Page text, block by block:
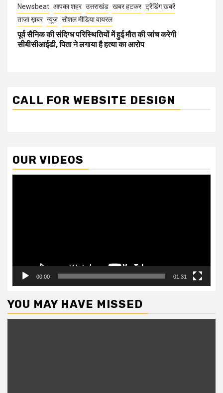
Newsbeat आपका शहर उत्तराखंड खबर हटकर ट्रेंडिंग खबरें
ताज़ा ख़बर न्यूज़ सोशल मीडिया वायरल
पूर्व सैनिक की संदिग्ध परिस्थितियों में हुई मौत की जांच करेगी
सीबीसीआईडी, पिता ने लगाया है हत्या का आरोप
CALL FOR WEBSITE DESIGN
OUR VIDEOS
00:00 01:31
YOU MAY HAVE MISSED